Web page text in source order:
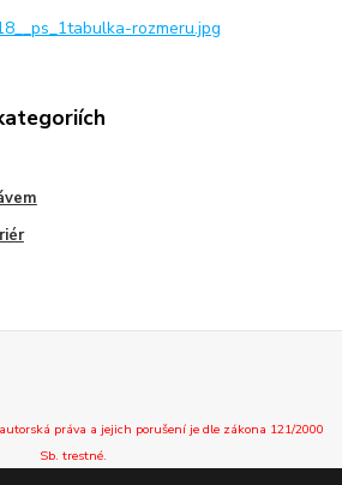
rozmeru.jpg
práva a jejich porušení je dle zákona 121/2000
Sb. trestné.